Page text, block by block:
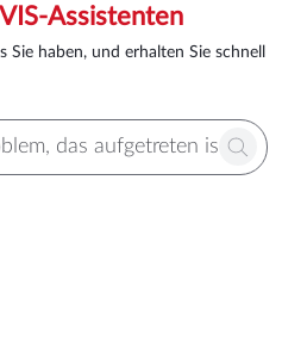
Assistenten
Sie haben, und erhalten Sie schnell